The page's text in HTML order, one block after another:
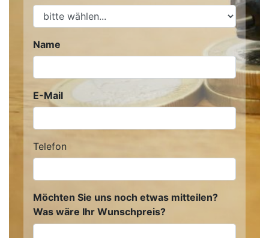
Name
E-Mail
Telefon
Möchten Sie uns noch etwas mitteilen?
Was wäre Ihr Wunschpreis?